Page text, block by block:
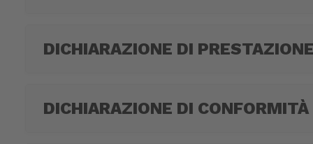
DICHIARAZIONE DI PRESTAZIONE
DICHIARAZIONE DI CONFORMITÀ